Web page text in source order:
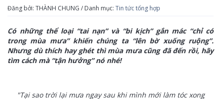
Đăng bởi: THÀNH CHUNG / Danh mục: Tin tức tổng hợp
Có những thể loại “tai nạn” và “bi kịch” gắn mác “chỉ có
trong mùa mưa” khiến chúng ta “lên bờ xuống ruộng”.
Nhưng dù thích hay ghét thì mùa mưa cũng đã đến rồi, hãy
tìm cách mà “tận hưởng” nó nhé!
"Tại sao trời lại mưa ngay sau khi mình mới làm tóc xong